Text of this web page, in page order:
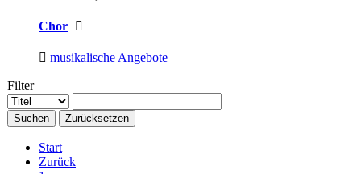
Chor
musikalische Angebote
Filter
Suchen Zurücksetzen
Start
Zurück